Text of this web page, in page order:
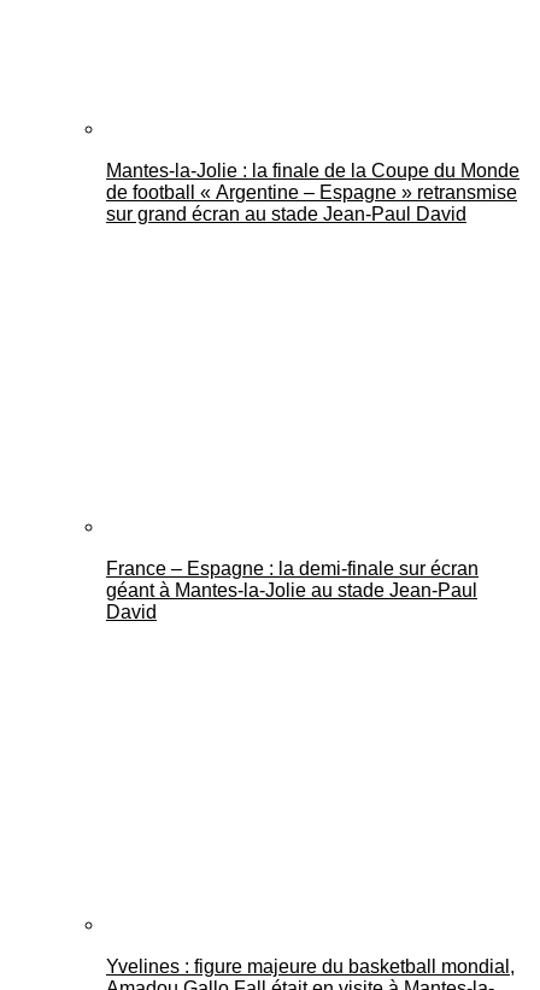
Mantes-la-Jolie : la finale de la Coupe du Monde
de football « Argentine – Espagne » retransmise
sur grand écran au stade Jean-Paul David
France – Espagne : la demi-finale sur écran
géant à Mantes-la-Jolie au stade Jean-Paul
David
Yvelines : figure majeure du basketball mondial,